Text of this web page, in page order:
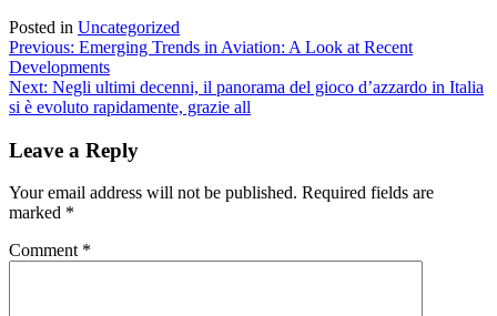
Posted in Uncategorized
Post
navigation
Previous: Emerging Trends in Aviation: A Look at Recent
Developments
Next: Negli ultimi decenni, il panorama del gioco d’azzardo in Italia
si è evoluto rapidamente, grazie all
Leave a Reply
Your email address will not be published. Required fields are
marked *
Comment *